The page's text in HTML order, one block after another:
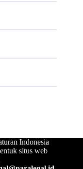
Indonesia
situs web